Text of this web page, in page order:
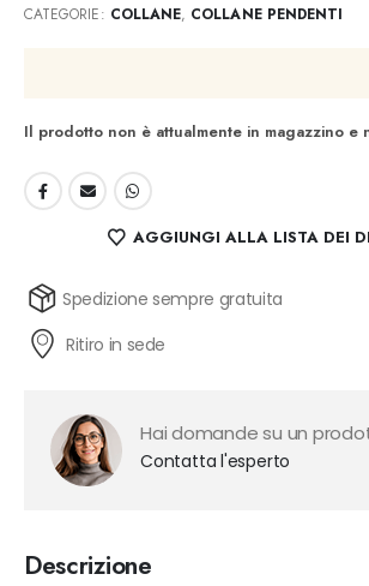
CATEGORIE: COLLANE, COLLANE PENDENTI
Il prodotto non è attualmente in magazzino e
AGGIUNGI ALLA LISTA DEI
Spedizione sempre gratuita
Ritiro in sede
Hai domande su un
Contatta l'esperto
Descrizione